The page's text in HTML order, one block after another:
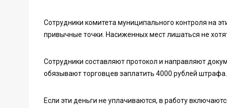
Сотрудники комитета муниципального контроля на
привычные точки. Насиженных мест лишаться не
Сотрудники составляют протокол и направляют
обязывают торговцев заплатить 4000 рублей штрафа.
Если эти деньги не уплачиваются, в работу